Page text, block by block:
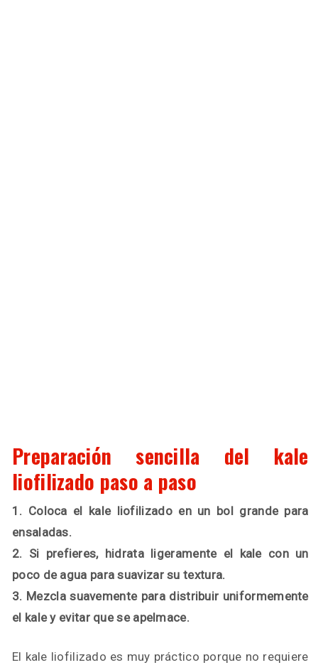
Preparación sencilla del kale
liofilizado paso a paso
1. Coloca el kale liofilizado en un bol grande para
ensaladas.
2. Si prefieres, hidrata ligeramente el kale con un
poco de agua para suavizar su textura.
3. Mezcla suavemente para distribuir uniformemente
el kale y evitar que se apelmace.
El kale liofilizado es muy práctico porque no requiere